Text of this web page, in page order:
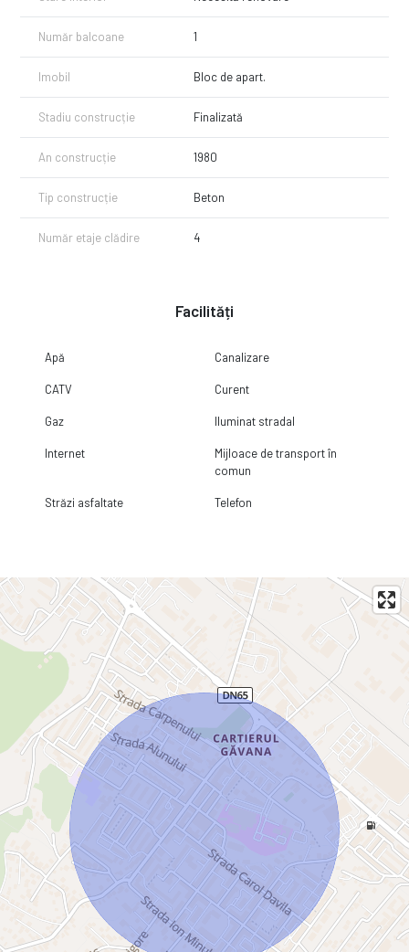
Număr balcoane 1
Imobil Bloc de apart.
Stadiu construcție Finalizată
An construcție 1980
Tip construcție Beton
Număr etaje clădire 4
Facilități
Apă Canalizare
CATV Curent
Gaz Iluminat stradal
Internet
Mijloace de transport în
comun
Străzi asfaltate Telefon